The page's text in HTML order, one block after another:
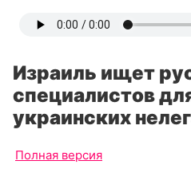
Израиль ищет
специалистов
украинских
Полная версия